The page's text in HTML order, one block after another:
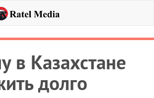
в Казахстане
долго